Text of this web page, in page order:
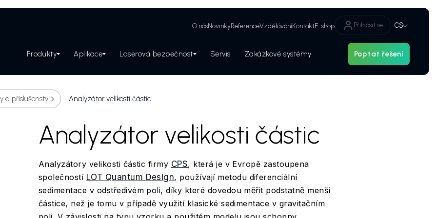
O násNovinkyReferenceVzděláváníKontaktE-shop Přihlásit se CS
Produkty Aplikace Laserová bezpečnost Servis Zakázkové systémy HledatPoptat řešení
a příslušenství Analyzátor velikosti částic
Analyzátor velikosti částic
Analyzátory velikosti částic firmy CPS, která je v Evropě zastoupena
společností LOT Quantum Design, používají metodu diferenciální
sedimentace v odstředivém poli, díky které dovedou měřit podstatně menší
částice, než je tomu v případě využití klasické sedimentace v gravitačním